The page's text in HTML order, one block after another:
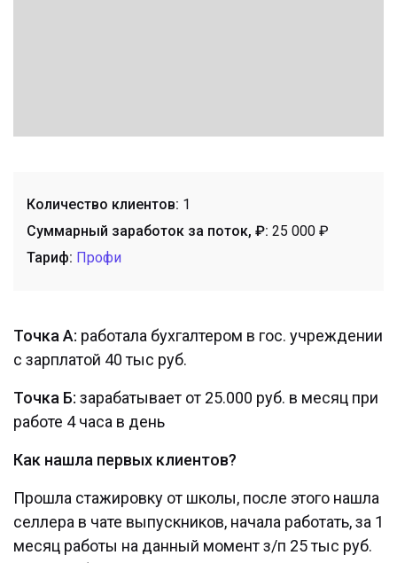
Количество клиентов: 1
Суммарный заработок за поток, ₽: 25 000 ₽
Тариф: Профи
Точка А: работала бухгалтером в гос. учреждении
с зарплатой 40 тыс руб.
Точка Б: зарабатывает от 25.000 руб. в месяц при
работе 4 часа в день
Как нашла первых клиентов?
Прошла стажировку от школы, после этого нашла
селлера в чате выпускников, начала работать, за 1
месяц работы на данный момент з/п 25 тыс руб.